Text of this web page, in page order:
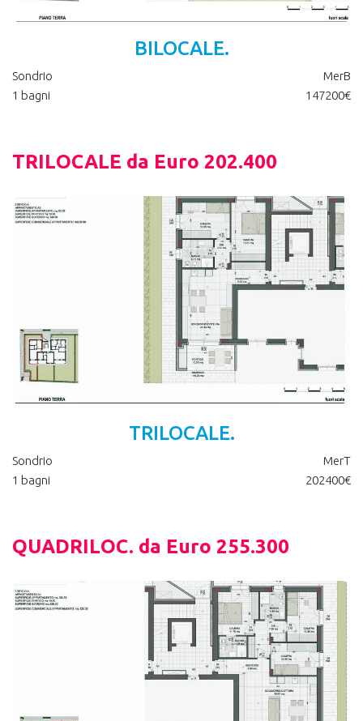
BILOCALE.
Sondrio
1 bagni
MerB
147200€
TRILOCALE da Euro 202.400
TRILOCALE.
Sondrio
1 bagni
MerT
202400€
QUADRILOC. da Euro 255.300